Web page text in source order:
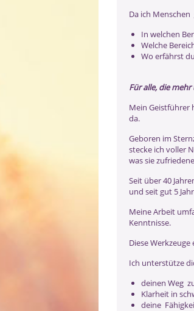
Da ich
In welchen
Welche
Wo erfährst
Für alle, die
Mein Geistführer
da.
Geboren im
stecke ich voller
was sie
Seit über 40
und seit gut 5
Meine Arbeit
Kenntnisse.
Diese
Ich unterstütze
deinen Weg
Klarheit in
deine